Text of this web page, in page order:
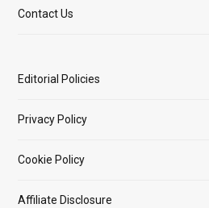
Contact Us
Editorial Policies
Privacy Policy
Cookie Policy
Affiliate Disclosure